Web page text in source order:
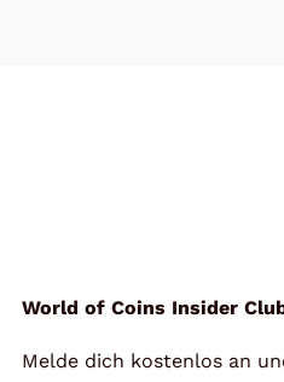
World of Coins Insider
Melde dich kostenlos an